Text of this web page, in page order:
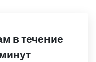
в течение